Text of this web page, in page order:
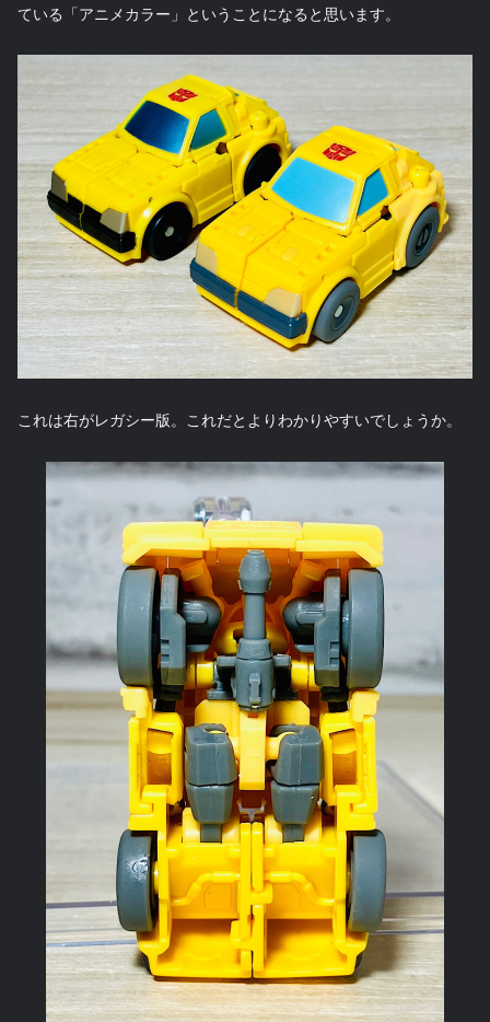
ている「アニメカラー」ということになると思います。
これは右がレガシー版。これだとよりわかりやすいでしょうか。